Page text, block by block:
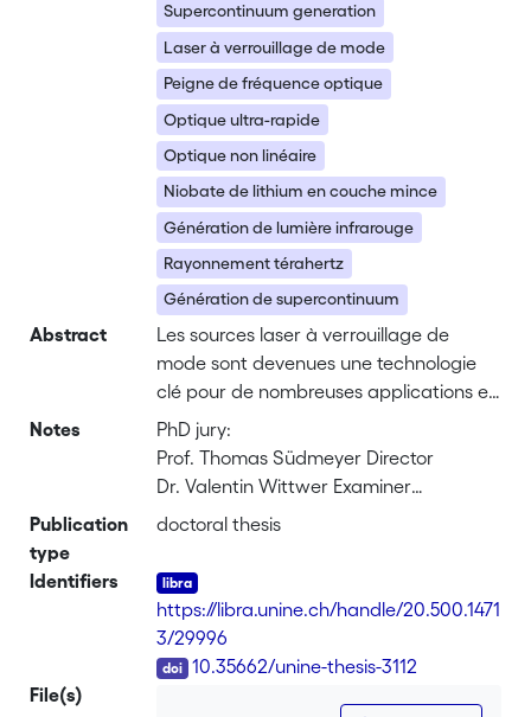
Supercontinuum generation
Laser à verrouillage de mode
Peigne de fréquence optique
Optique ultra-rapide
Optique non linéaire
Niobate de lithium en couche mince
Génération de lumière infrarouge
Rayonnement térahertz
Génération de supercontinuum
Abstract
Les sources laser à verrouillage de
mode sont devenues une technologie
clé pour de nombreuses applications et
ont conduit au développement d’outils
et systèmes optiques révolutionnaires.
Les lasers à verrouillage de mode se
composé d’un ensemble de lignes
Cette structure spectrale a donné son
nom à un nouvel outil appelé peigne de
fréquence optique, dont les
applications sont nombreuses dans des
domaines tels que la spectroscopie,
Notes
PhD jury:
Prof. Thomas Südmeyer Director
Dr. Valentin Wittwer Examiner
Prof. Martin M. Fejer Examiner
Neuchâtel, February 19, 2024
No de thèse : 3112
Publication
type
doctoral thesis
Identifiers
https://libra.unine.ch/handle/20.500.1471
3/29996
10.35662/unine-thesis-3112
File(s)